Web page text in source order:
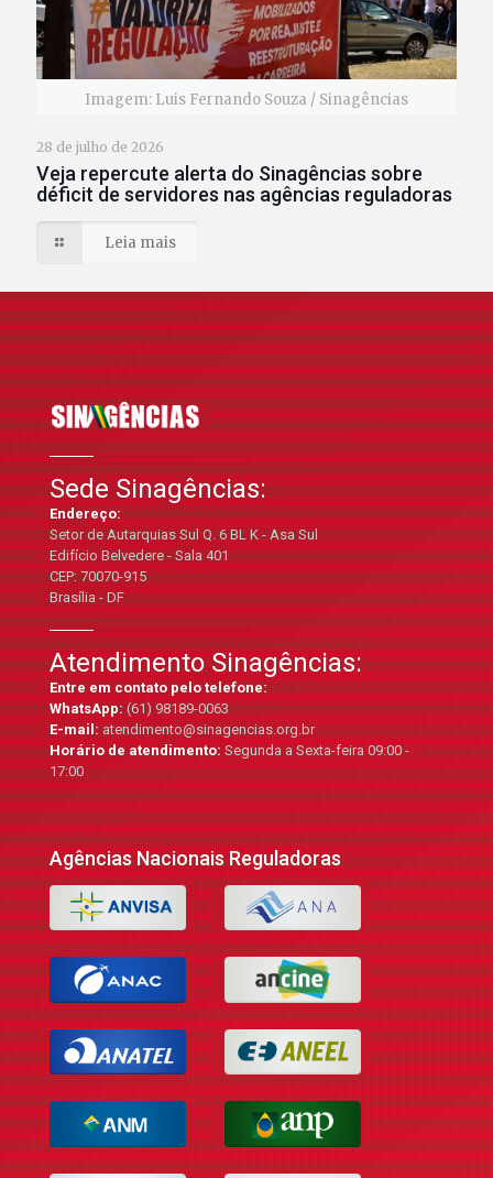
Imagem: Luis Fernando Souza / Sinagências
28 de julho de 2026
Veja repercute alerta do Sinagências sobre
déficit de servidores nas agências reguladoras
Leia mais
Sede Sinagências:
Endereço:
Setor de Autarquias Sul Q. 6 BL K - Asa Sul
Edifício Belvedere - Sala 401
CEP: 70070-915
Brasília - DF
Atendimento Sinagências:
Entre em contato pelo telefone:
WhatsApp:(61) 98189-0063
E-mail:atendimento@sinagencias.org.br
Horário de atendimento:Segunda a Sexta-feira 09:00 -
17:00
Agências Nacionais Reguladoras